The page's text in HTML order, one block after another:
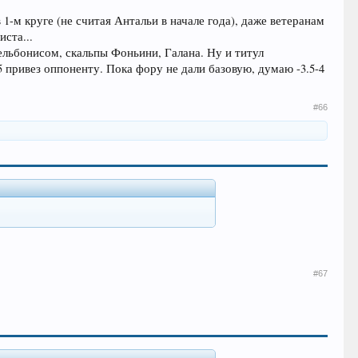
м круге (не считая Антальи в начале года), даже ветеранам
скальпы Фоньини, Галана. Ну и титул
оппоненту. Пока фору не дали базовую, думаю -3.5-4
#66
#67